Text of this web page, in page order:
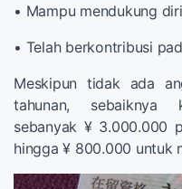
• Mampu mendukung
• Telah berkontribusi
Meskipun tidak ada
tahunan, sebaiknya
sebanyak ¥ 3.000.000
hingga ¥ 800.000 untuk